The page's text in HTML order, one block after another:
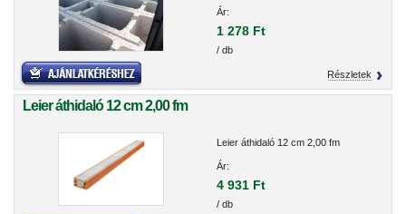
Ár:
1 278 Ft
/ db
Részletek
Leier áthidaló 12 cm 2,00 fm
Leier áthidaló 12 cm 2,00 fm
Ár:
4 931 Ft
/ db